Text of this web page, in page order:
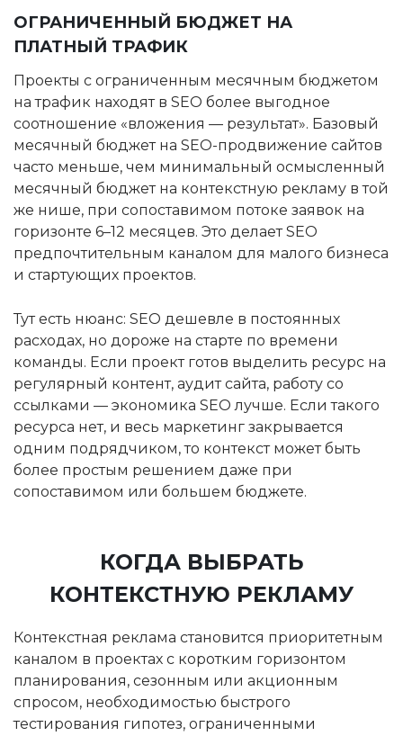
ОГРАНИЧЕННЫЙ БЮДЖЕТ НА
ПЛАТНЫЙ ТРАФИК
Проекты с ограниченным месячным бюджетом
на трафик находят в SEO более выгодное
соотношение «вложения — результат». Базовый
месячный бюджет на SEO-продвижение сайтов
часто меньше, чем минимальный осмысленный
месячный бюджет на контекстную рекламу в той
же нише, при сопоставимом потоке заявок на
горизонте 6–12 месяцев. Это делает SEO
предпочтительным каналом для малого бизнеса
и стартующих проектов.
Тут есть нюанс: SEO дешевле в постоянных
расходах, но дороже на старте по времени
команды. Если проект готов выделить ресурс на
регулярный контент, аудит сайта, работу со
ссылками — экономика SEO лучше. Если такого
ресурса нет, и весь маркетинг закрывается
одним подрядчиком, то контекст может быть
более простым решением даже при
сопоставимом или большем бюджете.
КОГДА ВЫБРАТЬ
КОНТЕКСТНУЮ РЕКЛАМУ
Контекстная реклама становится приоритетным
каналом в проектах с коротким горизонтом
планирования, сезонным или акционным
спросом, необходимостью быстрого
тестирования гипотез, ограниченными